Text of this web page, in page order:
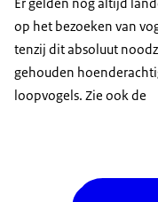
op het bezoeken van
tenzij dit absoluut
gehouden
loopvogels. Zie ook de